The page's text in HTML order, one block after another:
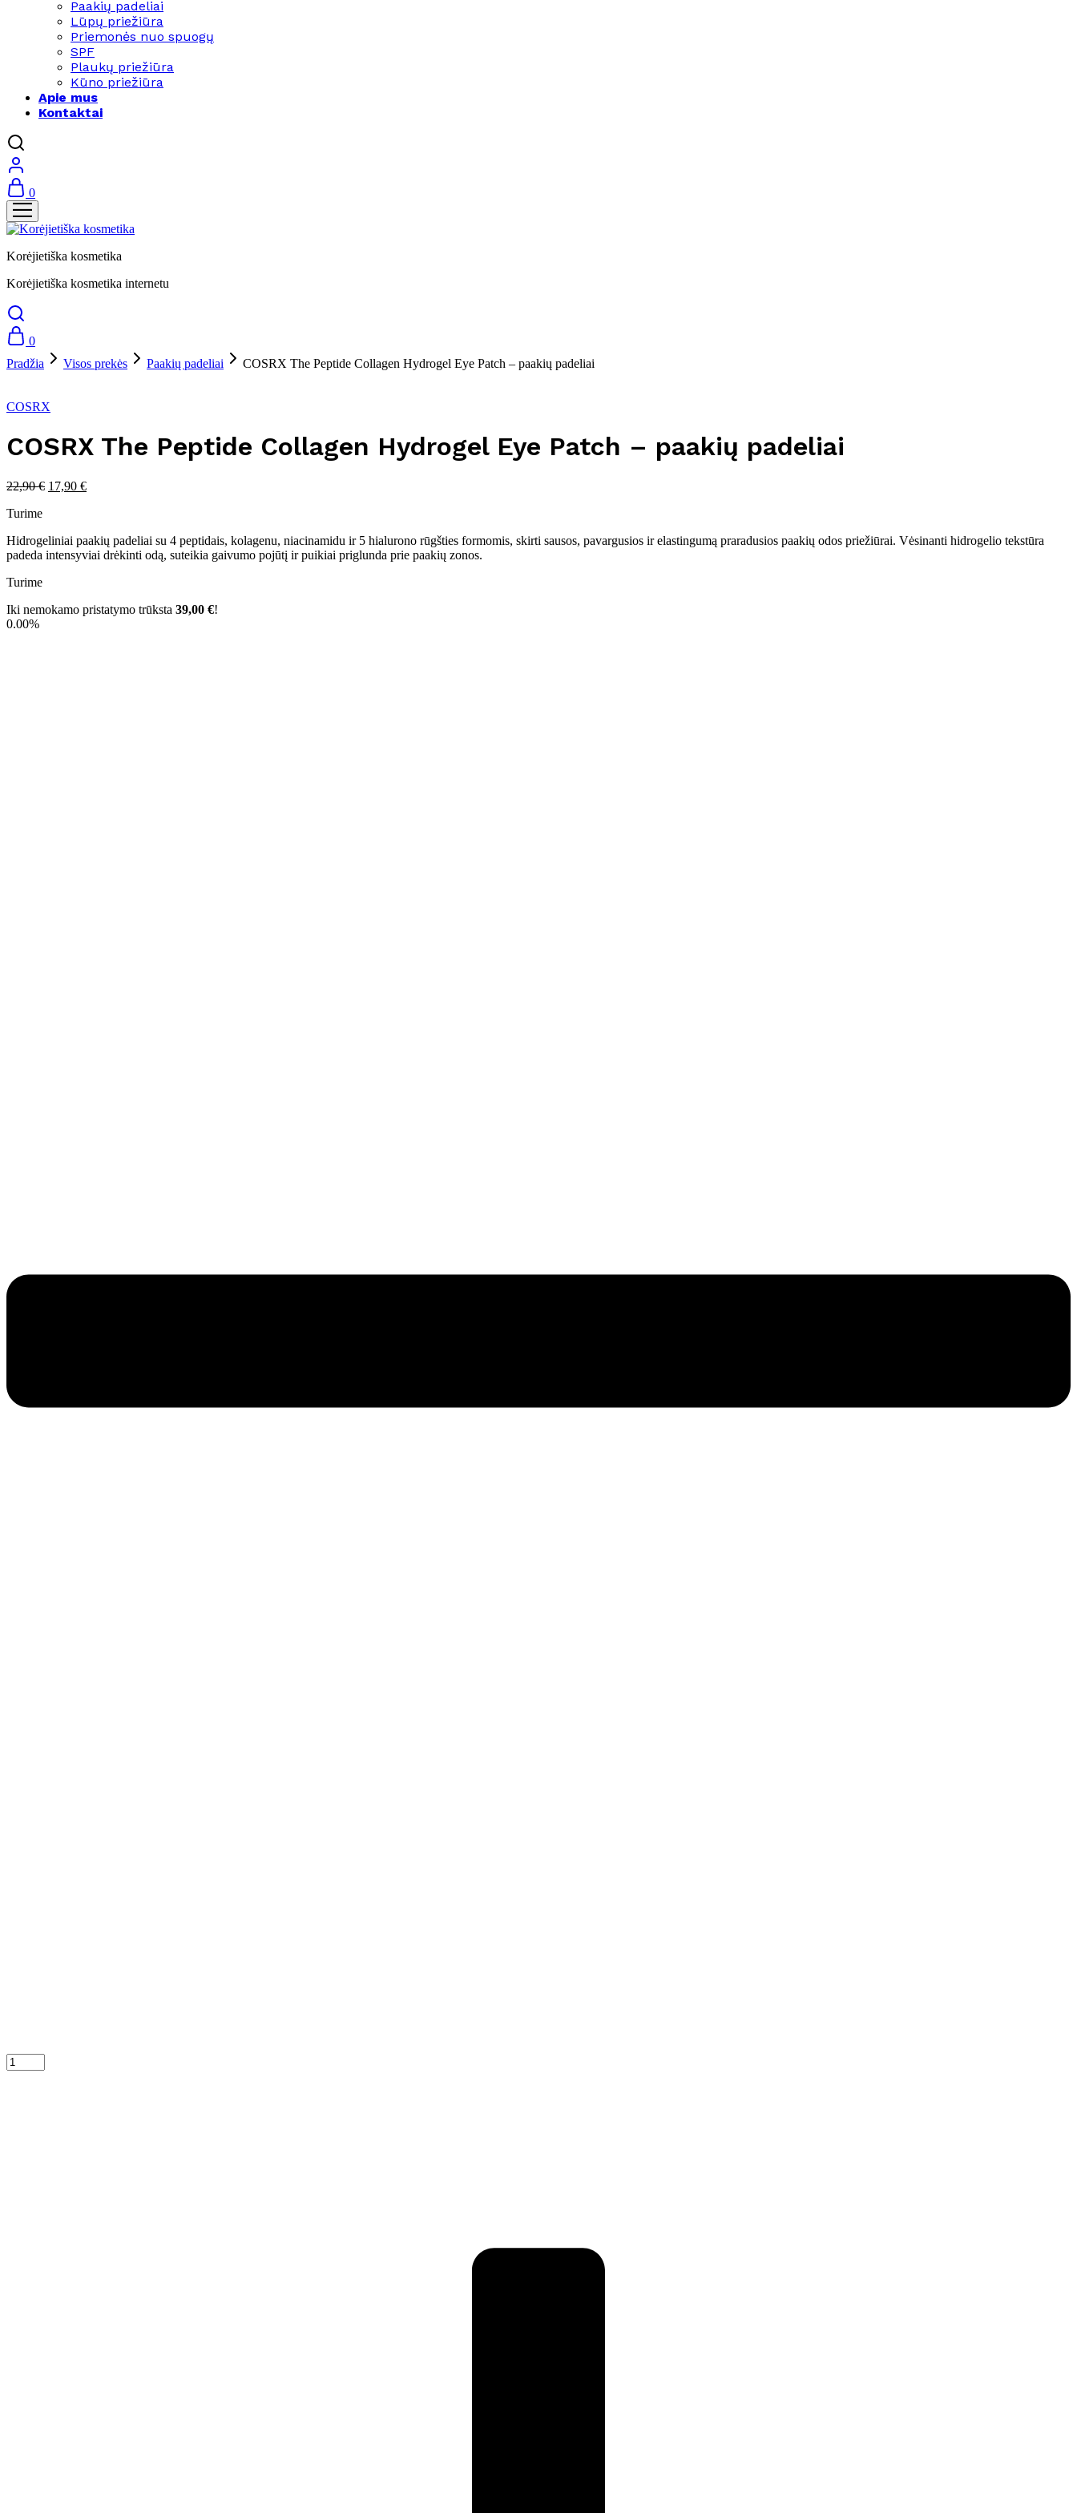
Paakių padeliai
Lūpų priežiūra
Priemonės nuo spuogų
SPF
Plaukų priežiūra
Kūno priežiūra
Apie mus
Kontaktai
0
Korėjietiška kosmetika
Korėjietiška kosmetika internetu
0
Pradžia
Visos prekės Paakių padeliai
COSRX The Peptide Collagen Hydrogel Eye Patch – paakių padeliai
COSRX
COSRX The Peptide Collagen Hydrogel Eye Patch – paakių padeliai
22,90€ 17,90 €
Turime
Hidrogeliniai paakių padeliai su 4 peptidais, kolagenu, niacinamidu ir 5 hialurono rūgšties formomis, skirti sausos, pavargusios ir elastingumą praradusios paakių odos priežiūrai. Vėsinanti hidrogelio tekstūra
padeda intensyviai drėkinti odą, suteikia gaivumo pojūtį ir puikiai priglunda prie paakių zonos.
Turime
Iki nemokamo pristatymo trūksta 39,00 €!
0.00%